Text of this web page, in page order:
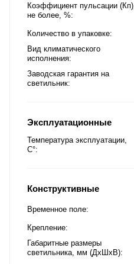
Коэффициент пульсации (Кп),
не более, %
Количество в упаковке
Вид климатического
исполнения
Заводская гарантия на
светильник
Эксплуатационные
Температура эксплуатации,
C°
Конструктивные
Временное поле
Крепление
Габаритные размеры
светильника, мм (ДхШхВ)